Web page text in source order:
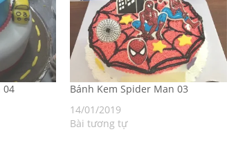
04
Bánh Kem Spider Man 03
14/01/2019
Bài tương tự